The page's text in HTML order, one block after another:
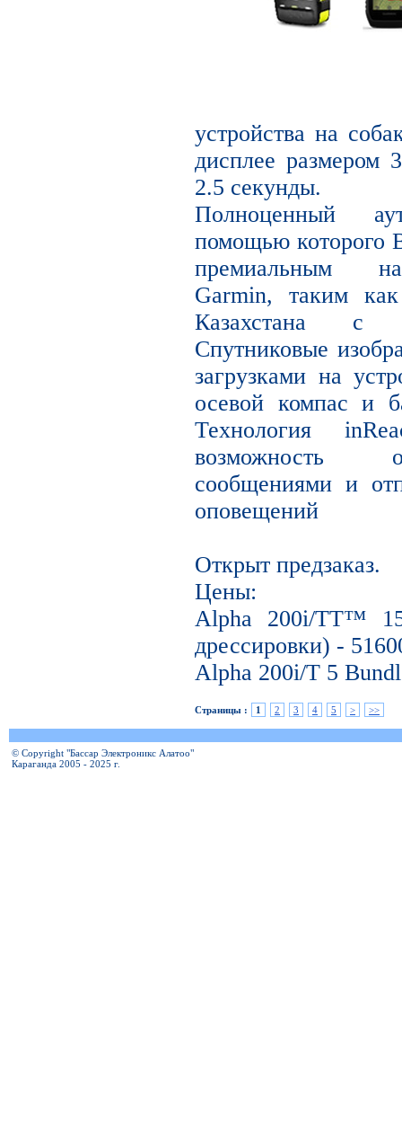
устройства на
дисплее размером
2.5 секунды.
Полноценный
помощью которого
премиальным
Garmin, таким
Казахстана с
Спутниковые
загрузками на
осевой компас и
Технология
возможность
сообщениями и
оповещений
Открыт предзаказ.
Цены:
Alpha 200i/TT™
дрессировки) -
Alpha 200i/T 5
Страницы : 1 2 3 4 5 > >>
© Copyright "Бассар Электроникс Алатоо"
Караганда 2005 - 2025 г.